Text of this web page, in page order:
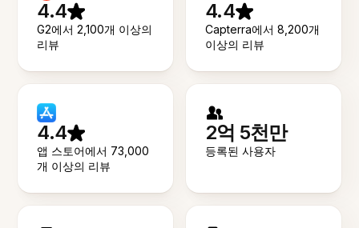
4.4
G2에서 2,100개 이상의
리뷰
4.4
Capterra에서 8,200개
이상의 리뷰
4.4
앱 스토어에서 73,000
개 이상의 리뷰
2억 5천만
등록된 사용자